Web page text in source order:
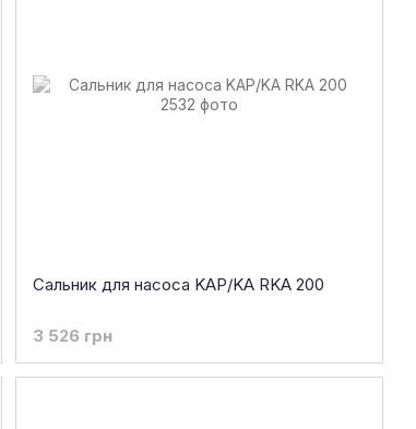
Сальник для насоса KAP/KA RKA 200
3 526 грн